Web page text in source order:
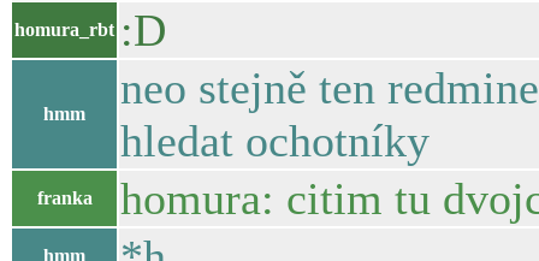
homura_rbt :D
hmm
neo stejně ten
hledat ochotníky
franka homura: citim tu
hmm